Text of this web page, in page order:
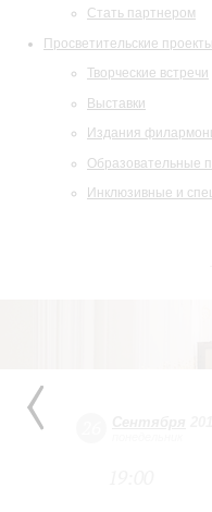
Стать партнером
Просветительские проекты
Творческие встречи
Выставки
Издания
Образовательные
Инклюзивные и